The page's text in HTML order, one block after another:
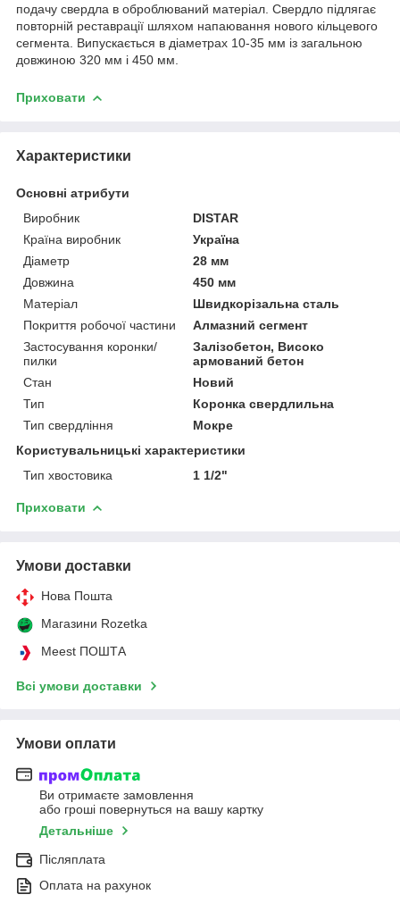
подачу свердла в оброблюваний матеріал. Свердло підлягає
повторній реставрації шляхом напаювання нового кільцевого
сегмента. Випускається в діаметрах 10-35 мм із загальною
довжиною 320 мм і 450 мм.
Приховати
Характеристики
Основні атрибути
Виробник
DISTAR
Країна виробник
Україна
Діаметр
28 мм
Довжина
450 мм
Матеріал
Швидкорізальна сталь
Покриття робочої частини
Алмазний сегмент
Застосування коронки/
пилки
Залізобетон, Високо
армований бетон
Стан
Новий
Тип
Коронка свердлильна
Тип свердління
Мокре
Користувальницькі характеристики
Тип хвостовика
1 1/2"
Приховати
Умови доставки
Нова Пошта
Магазини Rozetka
Meest ПОШТА
Всі умови доставки
Умови оплати
Ви отримаєте замовлення
або гроші повернуться на вашу картку
Детальніше
Післяплата
Оплата на рахунок